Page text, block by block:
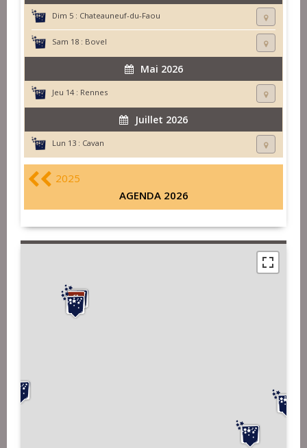
Dim 5 : Chateauneuf-du-Faou
Sam 18 : Bovel
Mai 2026
Jeu 14 : Rennes
Juillet 2026
Lun 13 : Cavan
2025
AGENDA 2026